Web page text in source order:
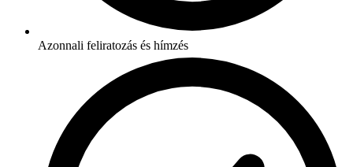
Azonnali feliratozás és hímzés